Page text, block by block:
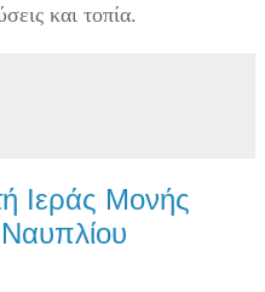
και τοπία.
Ιεράς Μονής